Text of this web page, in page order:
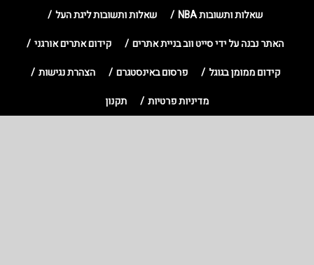
שאלות ותשובות NBA
שאלות ותשובות ליגת העל
האתר נבנה על ידי סייט ווב בניית אתרים
קידום אתרים אורגני
קידום ממומן בגוגל
פרסום באינסטגרם
הצהרת נגישות
מדיניות פרטיות
תקנון